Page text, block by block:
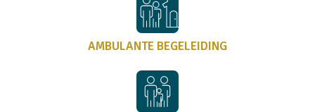
AMBULANTE BEGELEIDING